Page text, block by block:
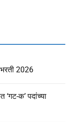
2026
क’ पदांच्या